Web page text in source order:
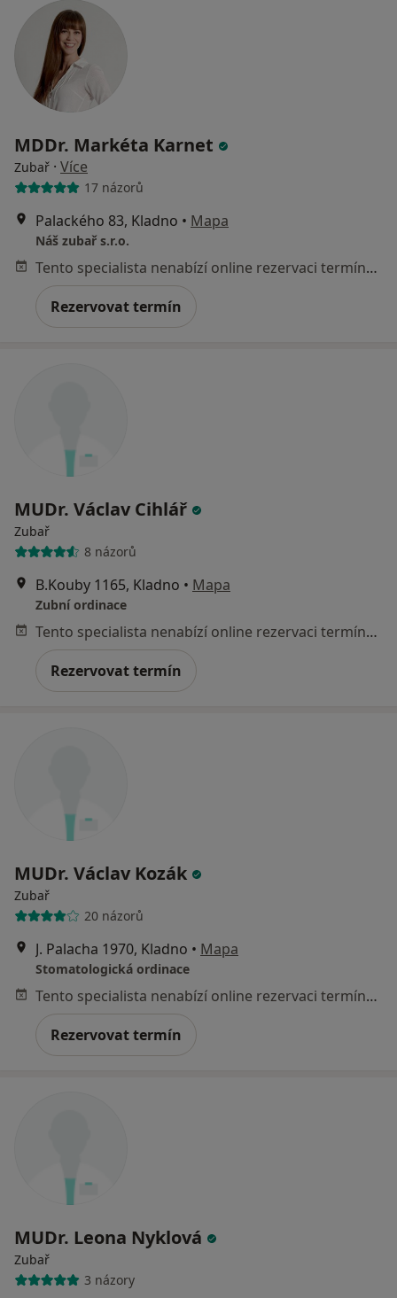
MDDr. Markéta Karnet
Zubař · Více
17 názorů
Palackého 83, Kladno • Mapa
Náš zubař s.r.o.
Tento specialista nenabízí online rezervaci termínu na této adrese.
Rezervovat termín
MUDr. Václav Cihlář
Zubař
8 názorů
B.Kouby 1165, Kladno • Mapa
Zubní ordinace
Tento specialista nenabízí online rezervaci termínu na této adrese.
Rezervovat termín
MUDr. Václav Kozák
Zubař
20 názorů
J. Palacha 1970, Kladno • Mapa
Stomatologická ordinace
Tento specialista nenabízí online rezervaci termínu na této adrese.
Rezervovat termín
MUDr. Leona Nyklová
Zubař
3 názory